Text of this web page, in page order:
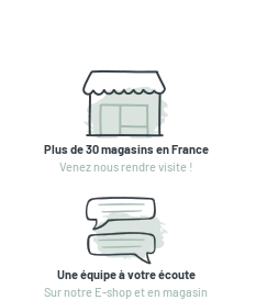
Plus de 30 magasins en France
Venez nous rendre visite !
Une équipe à votre écoute
Sur notre E-shop et en magasin